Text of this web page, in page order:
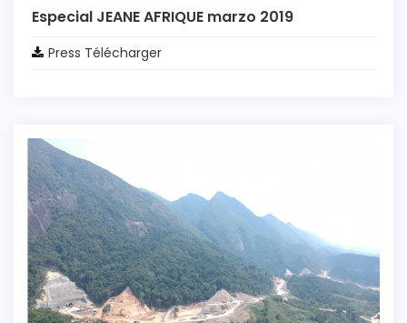
Especial JEANE AFRIQUE marzo 2019
Press Télécharger